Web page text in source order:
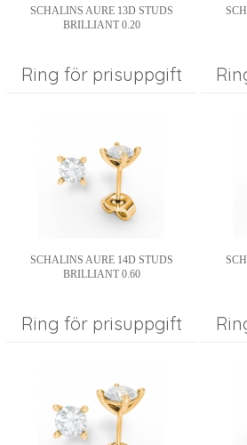
SCHALINS AURE 13D STUDS
BRILLIANT 0.20
Ring för prisuppgift
SCHALINS AURE 14D STUDS
BRILLIANT 0.60
Ring för prisuppgift